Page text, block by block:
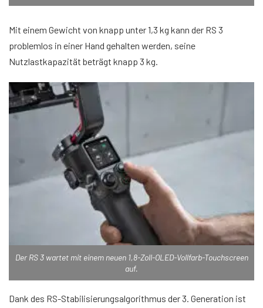
Mit einem Gewicht von knapp unter 1,3 kg kann der RS ​​3
problemlos in einer Hand gehalten werden, seine
Nutzlastkapazität beträgt knapp 3 kg.
Der RS 3 wartet mit einem neuen 1,8-Zoll-OLED-Vollfarb-Touchscreen
auf.
Dank des RS-Stabilisierungsalgorithmus der 3. Generation ist